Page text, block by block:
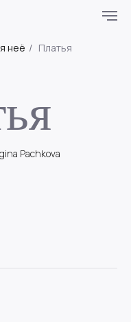
неё / Платья
Pachkova